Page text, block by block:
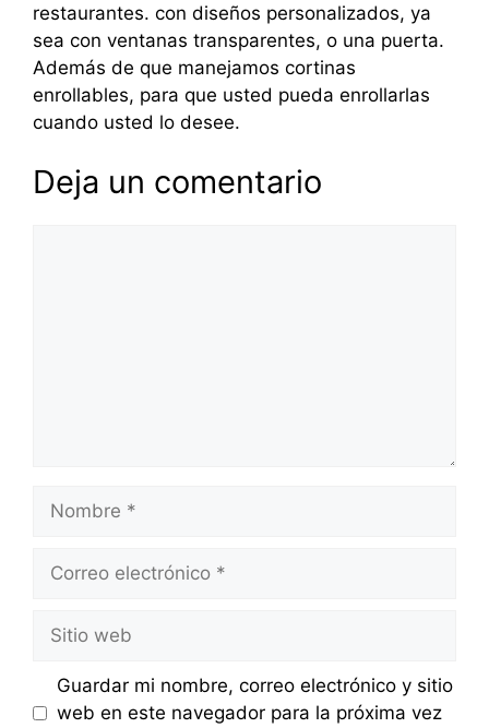
restaurantes. con diseños personalizados, ya
sea con ventanas transparentes, o una puerta.
Además de que manejamos cortinas
enrollables, para que usted pueda enrollarlas
cuando usted lo desee.
Deja un comentario
Nombre
Correo
Sitio
web
Guardar mi nombre, correo electrónico y sitio
web en este navegador para la próxima vez